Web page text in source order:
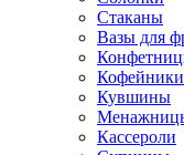
Стаканы
Вазы для
Кофейники
Кувшины
Кассероли